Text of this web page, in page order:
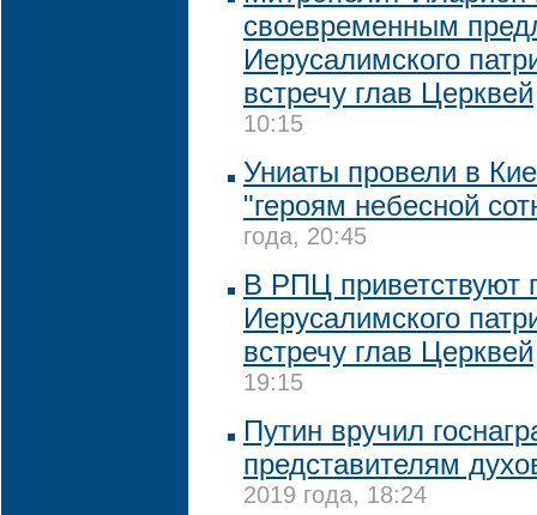
своевременным
Иерусалимского
встречу глав Церквей
10:15
Униаты провели в
"героям небесной
года, 20:45
В РПЦ приветствуют
Иерусалимского
встречу глав Церквей
19:15
Путин вручил
представителям
2019 года, 18:24